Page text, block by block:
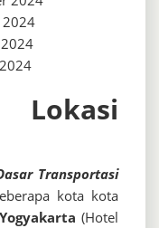
2024
Lokasi
Transportasi
kota kota
Yogyakarta (Hotel